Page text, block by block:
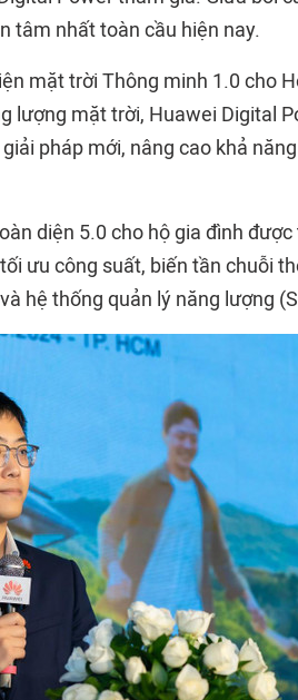
tâm nhất toàn cầu hiện nay.
mặt trời Thông minh 1.0 cho
lượng mặt trời, Huawei Digital
pháp mới, nâng cao khả
diện 5.0 cho hộ gia đình
ưu công suất, biến tần chuỗi
hệ thống quản lý năng lượng